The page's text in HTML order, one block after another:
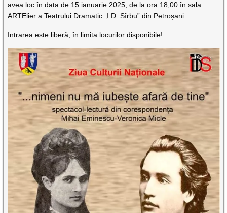
avea loc în data de 15 ianuarie 2025, de la ora 18,00 în sala
ARTElier a Teatrului Dramatic „I.D. Sîrbu” din Petroșani.
Intrarea este liberă, în limita locurilor disponibile!